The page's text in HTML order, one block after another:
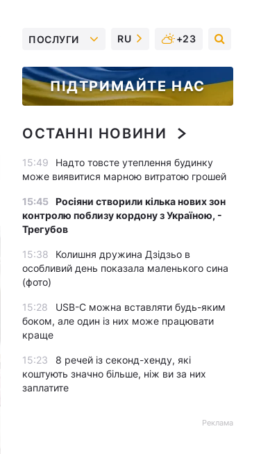
ПОСЛУГИ RU +23
ПІДТРИМАЙТЕ НАС
ОСТАННІ НОВИНИ
15:49
Надто товсте утеплення будинку
може виявитися марною витратою грошей
15:45 Росіяни створили кілька нових зон
контролю поблизу кордону з Україною, -
Трегубов
15:38
Колишня дружина Дзідзьо в
особливий день показала маленького сина
(фото)
15:28
USB-C можна вставляти будь-яким
боком, але один із них може працювати
краще
15:23
8 речей із секонд-хенду, які
коштують значно більше, ніж ви за них
заплатите
Реклама